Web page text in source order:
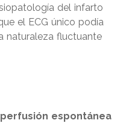
del infarto
el ECG único podía
naturaleza fluctuante
espontánea